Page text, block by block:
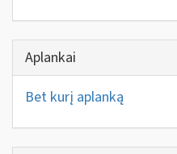
Aplankai
Bet kurį aplanką